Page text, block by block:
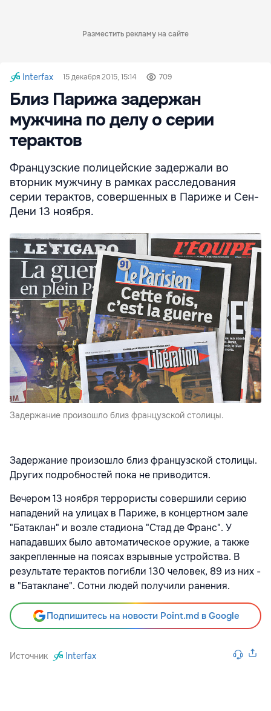
Разместить рекламу на сайте
Interfax 15 декабря 2015, 15:14 709
Близ Парижа задержан
мужчина по делу о серии
терактов
Французские полицейские задержали во
вторник мужчину в рамках расследования
серии терактов, совершенных в Париже и Сен-
Дени 13 ноября.
Задержание произошло близ французской столицы.
Задержание произошло близ французской столицы.
Других подробностей пока не приводится.
Вечером 13 ноября террористы совершили серию
нападений на улицах в Париже, в концертном зале
"Батаклан" и возле стадиона "Стад де Франс". У
нападавших было автоматическое оружие, а также
закрепленные на поясах взрывные устройства. В
результате терактов погибли 130 человек, 89 из них -
в "Батаклане". Сотни людей получили ранения.
Подпишитесь на новости Point.md в Google
Источник Interfax